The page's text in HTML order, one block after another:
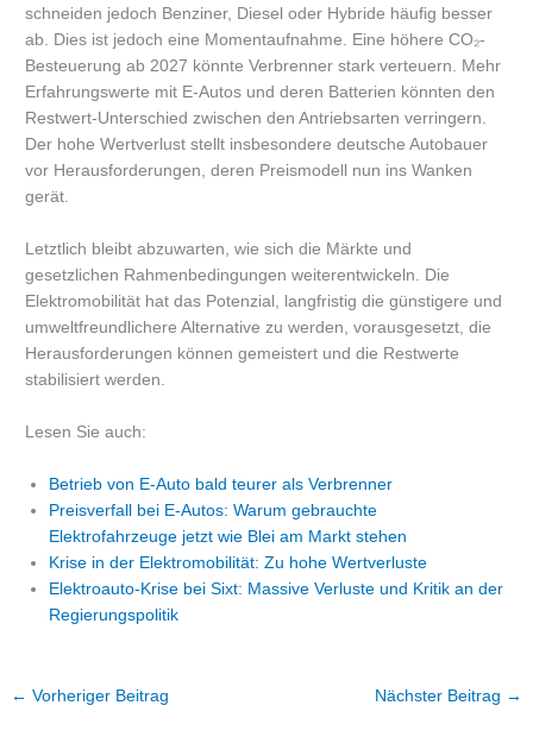
schneiden jedoch Benziner, Diesel oder Hybride häufig besser
ab. Dies ist jedoch eine Momentaufnahme. Eine höhere CO₂-
Besteuerung ab 2027 könnte Verbrenner stark verteuern. Mehr
Erfahrungswerte mit E-Autos und deren Batterien könnten den
Restwert-Unterschied zwischen den Antriebsarten verringern.
Der hohe Wertverlust stellt insbesondere deutsche Autobauer
vor Herausforderungen, deren Preismodell nun ins Wanken
gerät.
Letztlich bleibt abzuwarten, wie sich die Märkte und
gesetzlichen Rahmenbedingungen weiterentwickeln. Die
Elektromobilität hat das Potenzial, langfristig die günstigere und
umweltfreundlichere Alternative zu werden, vorausgesetzt, die
Herausforderungen können gemeistert und die Restwerte
stabilisiert werden.
Lesen Sie auch:
Betrieb von E-Auto bald teurer als Verbrenner
Preisverfall bei E-Autos: Warum gebrauchte
Elektrofahrzeuge jetzt wie Blei am Markt stehen
Krise in der Elektromobilität: Zu hohe Wertverluste
Elektroauto-Krise bei Sixt: Massive Verluste und Kritik an der
Regierungspolitik
← Vorheriger Beitrag Nächster Beitrag →